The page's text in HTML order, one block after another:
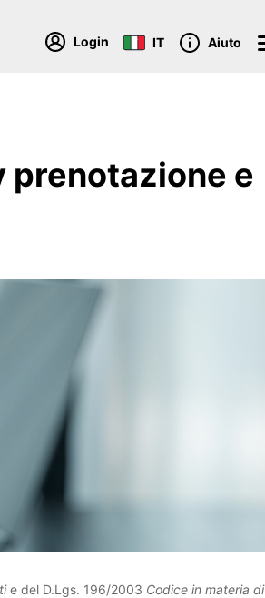
Login IT Aiuto
prenotazione e
e del D.Lgs. 196/2003 Codice in materia di